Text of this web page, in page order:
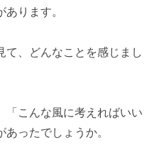
ります。
て、どんなことを感じまし
「こんな風に考えればいい
ったでしょうか。